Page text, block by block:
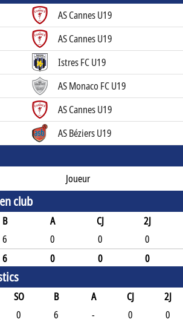
AS Cannes U19
AS Cannes U19
Istres FC U19
AS Monaco FC U19
AS Cannes U19
AS Béziers U19
Joueur
club
B A CJ 2J
6 0 0 0
6 0 0 0
SO B A CJ 2J
0 6 - 0 0